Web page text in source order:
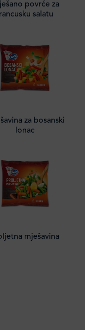
povrće za
salatu
za bosanski
lonac
mješavina